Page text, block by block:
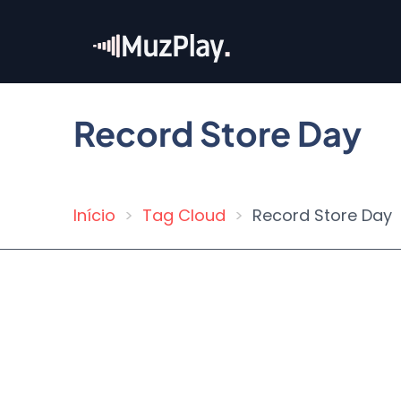
conteúdo
Record Store Day
Trilha
Início Tag Cloud Record Store Day